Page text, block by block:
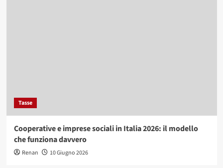
Tasse
Cooperative e imprese sociali in Italia 2026: il modello
che funziona davvero
Renan 10 Giugno 2026